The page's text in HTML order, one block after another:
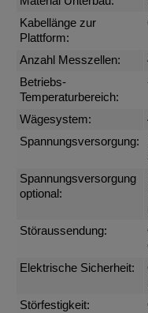
Kabellänge zur
Plattform:
Anzahl Messzellen:
Betriebs-
Temperaturbereich:
Wägesystem:
Spannungsversorgung:
Spannungsversorgung
optional:
Störaussendung:
Elektrische Sicherheit:
Störfestigkeit: